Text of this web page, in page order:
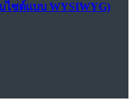
ไซต์แบบ WYSIWYG)